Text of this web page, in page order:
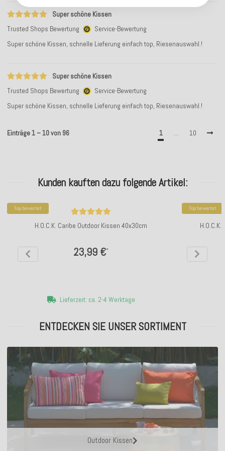
Super schöne Kissen
Trusted Shops Bewertung
Service-Bewertung
Super schöne Kissen, schnelle Lieferung einfach top, Riesenauswahl.!
Super schöne Kissen
Trusted Shops Bewertung
Service-Bewertung
Super schöne Kissen, schnelle Lieferung einfach top, Riesenauswahl.!
Einträge 1 – 10 von 96 1 10
Kunden kauften dazu folgende Artikel:
Top bewertet
H.O.C.K. Caribe Outdoor Kissen 40x30cm
23,99 €*
Lieferzeit: ca. 2-4 Werktage
Top bewertet
ENTDECKEN SIE UNSER SORTIMENT
Outdoor Kissen